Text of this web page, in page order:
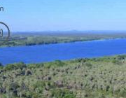
S.A.